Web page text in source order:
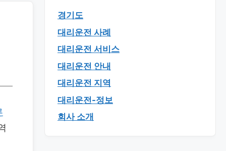
경기도
대리운전 사례
대리운전 서비스
대리운전 안내
대리운전 지역
대리운전-정보
회사 소개